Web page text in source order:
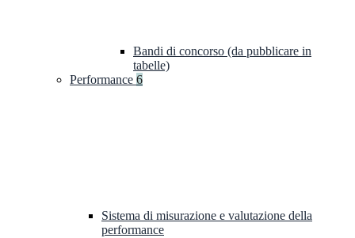
Bandi di concorso (da pubblicare in
tabelle)
Performance 6
Sistema di misurazione e valutazione della
performance